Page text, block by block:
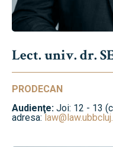
Lect. univ. dr.
PRODECAN
Audienţe: Joi: 12 - 13
adresa: